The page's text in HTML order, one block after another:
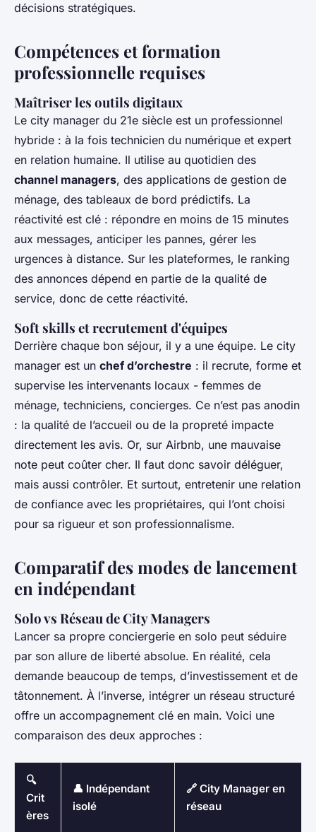
décisions stratégiques.
Compétences et formation
professionnelle requises
Maîtriser les outils digitaux
Le city manager du 21e siècle est un professionnel
hybride : à la fois technicien du numérique et expert
en relation humaine. Il utilise au quotidien des
channel managers, des applications de gestion de
ménage, des tableaux de bord prédictifs. La
réactivité est clé : répondre en moins de 15 minutes
aux messages, anticiper les pannes, gérer les
urgences à distance. Sur les plateformes, le ranking
des annonces dépend en partie de la qualité de
service, donc de cette réactivité.
Soft skills et recrutement d'équipes
Derrière chaque bon séjour, il y a une équipe. Le city
manager est un chef d’orchestre : il recrute, forme et
supervise les intervenants locaux - femmes de
ménage, techniciens, concierges. Ce n’est pas anodin
: la qualité de l’accueil ou de la propreté impacte
directement les avis. Or, sur Airbnb, une mauvaise
note peut coûter cher. Il faut donc savoir déléguer,
mais aussi contrôler. Et surtout, entretenir une relation
de confiance avec les propriétaires, qui l’ont choisi
pour sa rigueur et son professionnalisme.
Comparatif des modes de lancement
en indépendant
Solo vs Réseau de City Managers
Lancer sa propre conciergerie en solo peut séduire
par son allure de liberté absolue. En réalité, cela
demande beaucoup de temps, d’investissement et de
tâtonnement. À l’inverse, intégrer un réseau structuré
offre un accompagnement clé en main. Voici une
comparaison des deux approches :
🔍
Crit
ères
👤 Indépendant
isolé
🔗 City Manager en
réseau